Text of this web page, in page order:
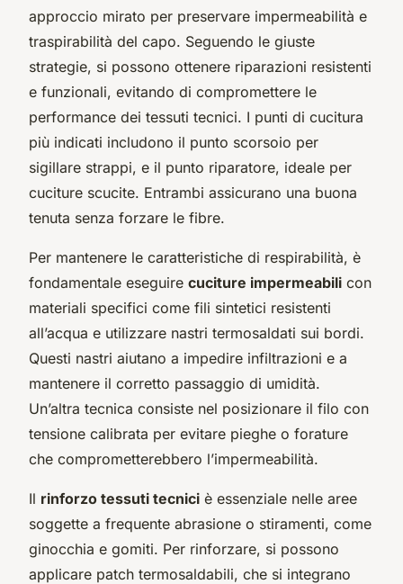
approccio mirato per preservare impermeabilità e
traspirabilità del capo. Seguendo le giuste
strategie, si possono ottenere riparazioni resistenti
e funzionali, evitando di compromettere le
performance dei tessuti tecnici. I punti di cucitura
più indicati includono il punto scorsoio per
sigillare strappi, e il punto riparatore, ideale per
cuciture scucite. Entrambi assicurano una buona
tenuta senza forzare le fibre.
Per mantenere le caratteristiche di respirabilità, è
fondamentale eseguire cuciture impermeabili con
materiali specifici come fili sintetici resistenti
all’acqua e utilizzare nastri termosaldati sui bordi.
Questi nastri aiutano a impedire infiltrazioni e a
mantenere il corretto passaggio di umidità.
Un’altra tecnica consiste nel posizionare il filo con
tensione calibrata per evitare pieghe o forature
che comprometterebbero l’impermeabilità.
Il rinforzo tessuti tecnici è essenziale nelle aree
soggette a frequente abrasione o stiramenti, come
ginocchia e gomiti. Per rinforzare, si possono
applicare patch termosaldabili, che si integrano